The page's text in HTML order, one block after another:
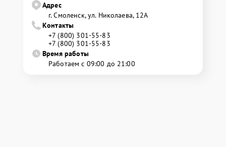
Адрес
г. Смоленск, ул. Николаева, 12А
Контакты
+7 (800) 301-55-83
+7 (800) 301-55-83
Время работы
Работаем с 09:00 до 21:00